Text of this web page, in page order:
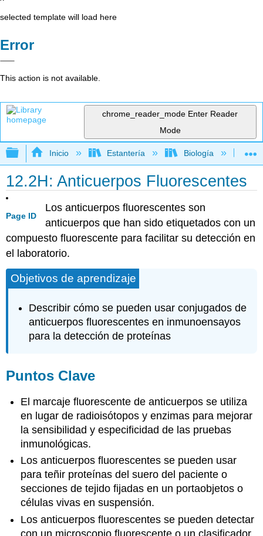
selected template will load here
Error
This action is not available.
chrome_reader_mode Enter Reader
Mode
Expandir/contraer jerarquía global
Inicio Estantería Biología
12.2H: Anticuerpos Fluorescentes
Page ID
Los anticuerpos fluorescentes son
anticuerpos que han sido etiquetados con un
compuesto fluorescente para facilitar su detección en
el laboratorio.
Objetivos de aprendizaje
Describir cómo se pueden usar conjugados de
anticuerpos fluorescentes en inmunoensayos
para la detección de proteínas
Puntos Clave
El marcaje fluorescente de anticuerpos se utiliza
en lugar de radioisótopos y enzimas para mejorar
la sensibilidad y especificidad de las pruebas
inmunológicas.
Los anticuerpos fluorescentes se pueden usar
para teñir proteínas del suero del paciente o
secciones de tejido fijadas en un portaobjetos o
células vivas en suspensión.
Los anticuerpos fluorescentes se pueden detectar
con un microscopio fluorescente o un clasificador